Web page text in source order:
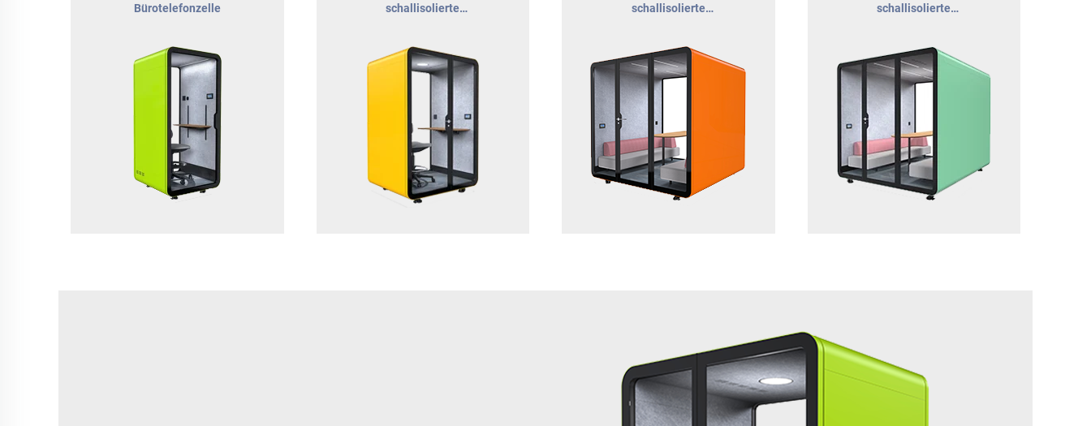
Bürotelefonzelle
schallisolierte
Personen
schallisolierte
Personen
schallisolierte
mit bis zu 6 Personen